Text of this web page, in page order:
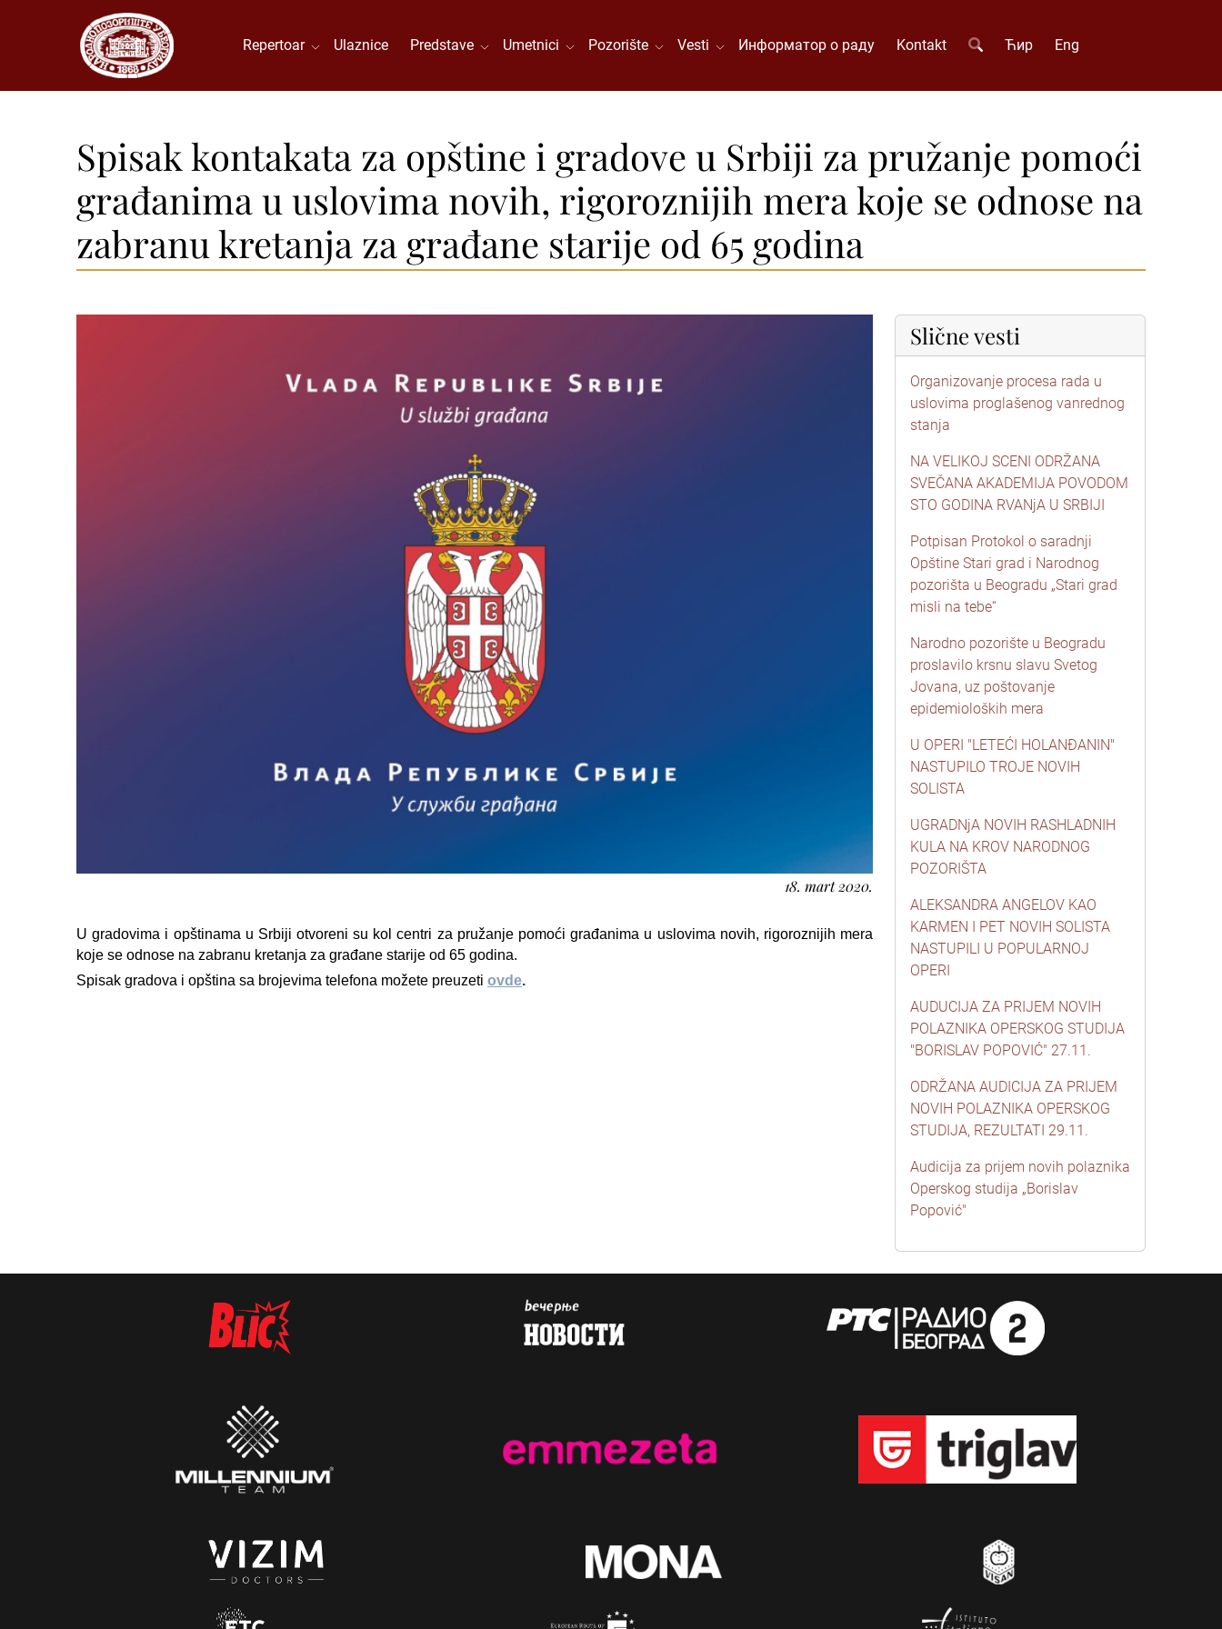
Repertoar Ulaznice Predstave Umetnici Pozorište Vesti Информатор о раду Kontakt Ћир Eng
Spisak kontakata za opštine i gradove u Srbiji za pružanje pomoći
građanima u uslovima novih, rigoroznijih mera koje se odnose na
zabranu kretanja za građane starije od 65 godina
18. mart 2020.
U gradovima i opštinama u Srbiji otvoreni su kol centri za pružanje pomoći građanima u uslovima novih, rigoroznijih mera
koje se odnose na zabranu kretanja za građane starije od 65 godina.
Spisak gradova i opština sa brojevima telefona možete preuzeti ovde.
Slične vesti
Organizovanje procesa rada u
uslovima proglašenog vanrednog
stanja
NA VELIKOJ SCENI ODRŽANA
SVEČANA AKADEMIJA POVODOM
STO GODINA RVANjA U SRBIJI
Potpisan Protokol o saradnji
Opštine Stari grad i Narodnog
pozorišta u Beogradu „Stari grad
misli na tebe“
Narodno pozorište u Beogradu
proslavilo krsnu slavu Svetog
Jovana, uz poštovanje
epidemioloških mera
U OPERI "LETEĆI HOLANĐANIN"
NASTUPILO TROJE NOVIH
SOLISTA
UGRADNjA NOVIH RASHLADNIH
KULA NA KROV NARODNOG
POZORIŠTA
ALEKSANDRA ANGELOV KAO
KARMEN I PET NOVIH SOLISTA
NASTUPILI U POPULARNOJ
OPERI
AUDUCIJA ZA PRIJEM NOVIH
POLAZNIKA OPERSKOG STUDIJA
"BORISLAV POPOVIĆ" 27.11.
ODRŽANA AUDICIJA ZA PRIJEM
NOVIH POLAZNIKA OPERSKOG
STUDIJA, REZULTATI 29.11.
Audicija za prijem novih polaznika
Operskog studija „Borislav
Popović"